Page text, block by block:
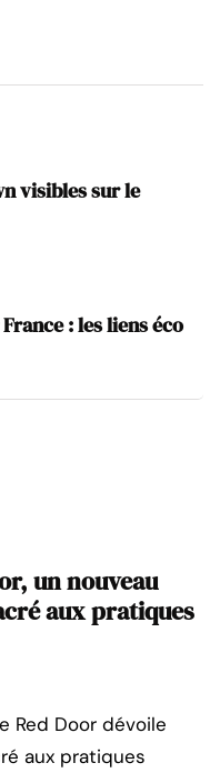
visibles sur le
: les liens éco
un nouveau
aux pratiques
Red Door dévoile
aux pratiques